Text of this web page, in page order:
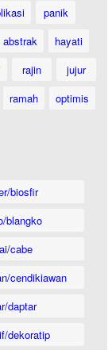
panik
abstrak
hayati
rajin
jujur
ramah
optimis
biosfir
blangko
cabe
cendikiawan
daptar
dekoratip